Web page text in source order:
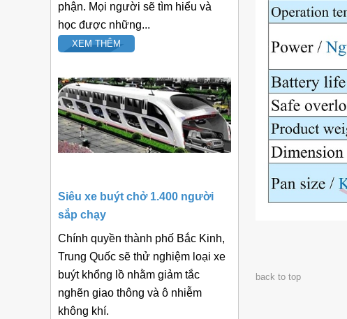
phận. Mọi người sẽ tìm hiểu và
học được những...
XEM THÊM
Siêu xe buýt chở 1.400 người
sắp chạy
Chính quyền thành phố Bắc Kinh,
Trung Quốc sẽ thử nghiệm loại xe
buýt khổng lồ nhằm giảm tắc
nghẽn giao thông và ô nhiễm
không khí.
back to top